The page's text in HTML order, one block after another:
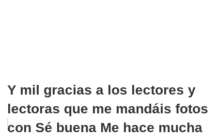
Y mil gracias a los lectores y
lectoras que me mandáis fotos
con Sé buena Me hace mucha